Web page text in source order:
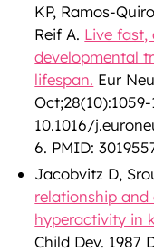
KP, Ramos-
Reif A. Live fast,
developmental
lifespan. Eur
10.1016/
6. PMID:
Jacobvitz D,
relationship
hyperactivity in
Child Dev. 1987